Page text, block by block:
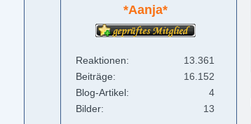
*Aanja*
Reaktionen
13.361
Beiträge
16.152
Blog-Artikel
4
Bilder
13